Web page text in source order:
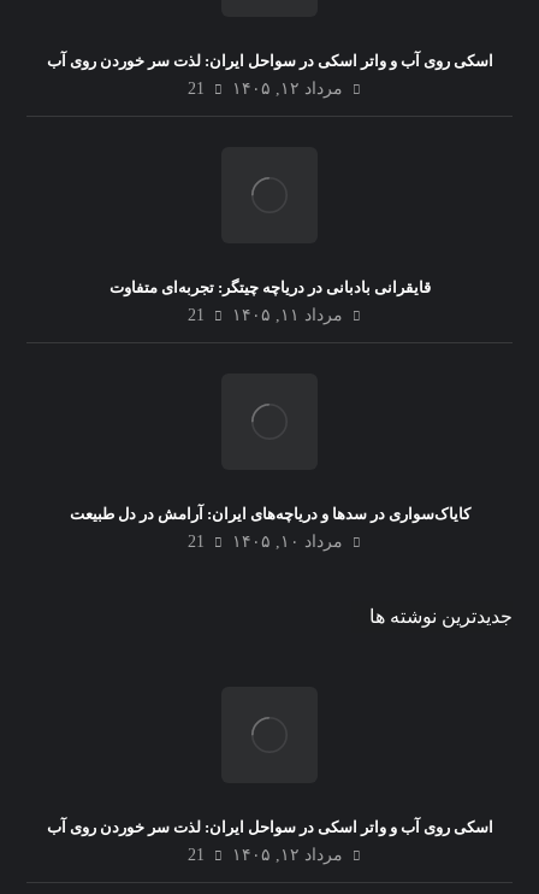
اسکی روی آب و واتر اسکی در سواحل ایران: لذت سر خوردن روی آب
مرداد ۱۲, ۱۴۰۵
21
قایقرانی بادبانی در دریاچه چیتگر: تجربه‌ای متفاوت
مرداد ۱۱, ۱۴۰۵
21
کایاک‌سواری در سدها و دریاچه‌های ایران: آرامش در دل طبیعت
مرداد ۱۰, ۱۴۰۵
21
جدیدترین نوشته ها
اسکی روی آب و واتر اسکی در سواحل ایران: لذت سر خوردن روی آب
مرداد ۱۲, ۱۴۰۵
21